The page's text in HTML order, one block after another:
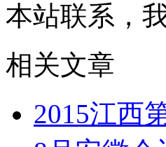
本站联系，
相关文章
2015江西